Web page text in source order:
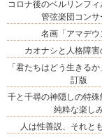
コロナ後のベルリンフ
管弦楽団コンサ
名画「アマデウ
カオナシと人格障害
「君たちはどう生きる
訂版
千と千尋の神隠しの特
純粋な楽し
人は性善説、それと